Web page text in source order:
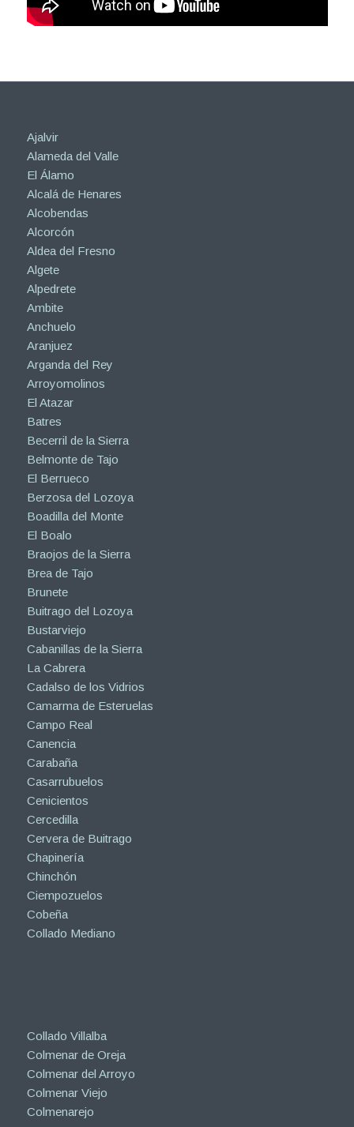
Ajalvir
Alameda del Valle
El Álamo
Alcalá de Henares
Alcobendas
Alcorcón
Aldea del Fresno
Algete
Alpedrete
Ambite
Anchuelo
Aranjuez
Arganda del Rey
Arroyomolinos
El Atazar
Batres
Becerril de la Sierra
Belmonte de Tajo
El Berrueco
Berzosa del Lozoya
Boadilla del Monte
El Boalo
Braojos de la Sierra
Brea de Tajo
Brunete
Buitrago del Lozoya
Bustarviejo
Cabanillas de la Sierra
La Cabrera
Cadalso de los Vidrios
Camarma de Esteruelas
Campo Real
Canencia
Carabaña
Casarrubuelos
Cenicientos
Cercedilla
Cervera de Buitrago
Chapinería
Chinchón
Ciempozuelos
Cobeña
Collado Mediano
Collado Villalba
Colmenar de Oreja
Colmenar del Arroyo
Colmenar Viejo
Colmenarejo